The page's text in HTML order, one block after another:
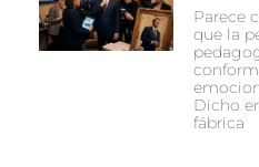
Parece
que la
Dicho
fábrica